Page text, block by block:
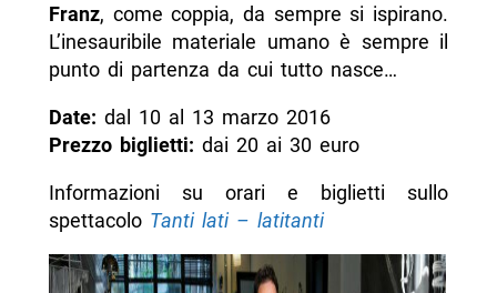
Franz, come coppia, da sempre si ispirano.
L’inesauribile materiale umano è sempre il
punto di partenza da cui tutto nasce…
Date: dal 10 al 13 marzo 2016
Prezzo biglietti: dai 20 ai 30 euro
Informazioni su orari e biglietti sullo
spettacolo Tanti lati – latitanti